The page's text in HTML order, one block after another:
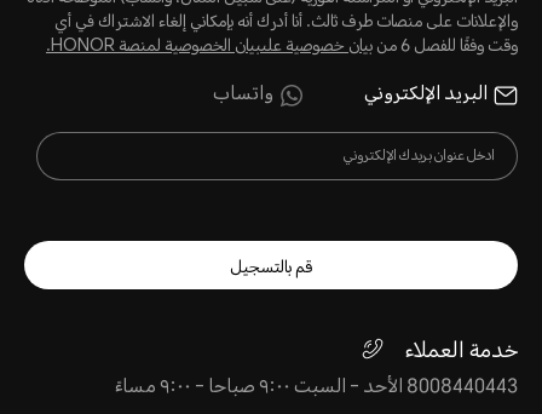
والإعلانات على منصات طرف ثالث. أنا أدرك أنه بإمكاني إلغاء الاشتراك في أي
وقت وفقًا للفصل 6 من
بيان خصوصية علىبيان الخصوصية لمنصة HONOR‬.
البريد الإلكتروني واتساب
قم بالتسجيل
خدمة العملاء
8008440443 الأحد - السبت ٩:٠٠ صباحا - ٩:٠٠ مساءً